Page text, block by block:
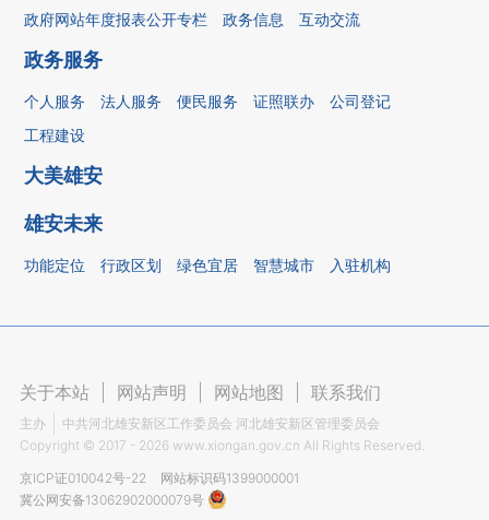
政府网站年度报表公开专栏
政务信息 互动交流
政务服务
个人服务 法人服务 便民服务 证照联办
公司登记
工程建设
大美雄安
雄安未来
功能定位 行政区划 绿色宜居 智慧城市 入驻机构
关于本站 网站声明 网站地图 联系我们
主办
中共河北雄安新区工作委员会 河北雄安新区管理委员会
Copyright © 2017 - 2026 www.xiongan.gov.cn All Rights Reserved.
京ICP证010042号-22
网站标识码1399000001
冀公网安备13062902000079号